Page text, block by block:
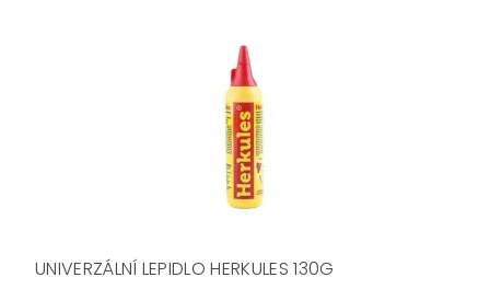
UNIVERZÁLNÍ LEPIDLO HERKULES 130G